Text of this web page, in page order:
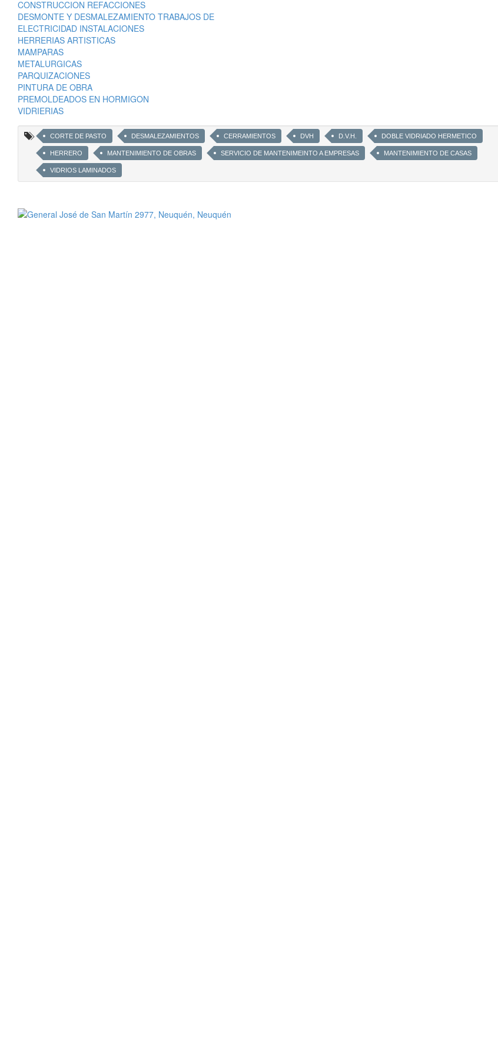
CONSTRUCCION REFACCIONES
DESMONTE Y DESMALEZAMIENTO TRABAJOS DE
ELECTRICIDAD INSTALACIONES
HERRERIAS ARTISTICAS
MAMPARAS
METALURGICAS
PARQUIZACIONES
PINTURA DE OBRA
PREMOLDEADOS EN HORMIGON
VIDRIERIAS
CORTE DE PASTO DESMALEZAMIENTOS CERRAMIENTOS DVH D.V.H. DOBLE VIDRIADO HERMETICO
HERRERO MANTENIMIENTO DE OBRAS SERVICIO DE MANTENIMEINTO A EMPRESAS MANTENIMIENTO DE CASAS
VIDRIOS LAMINADOS